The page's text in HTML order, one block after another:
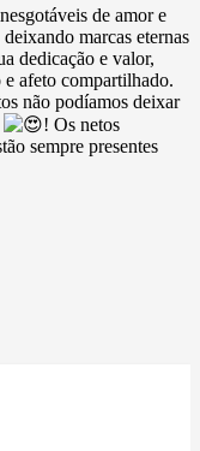
de amor e
marcas eternas
dedicação e valor,
e afeto compartilhado.
não podíamos deixar
! Os netos
sempre presentes